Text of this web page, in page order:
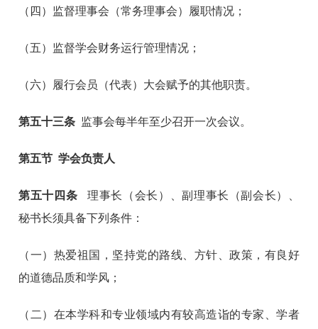
（四）监督理事会（常务理事会）履职情况；
（五）监督学会财务运行管理情况；
（六）履行会员（代表）大会赋予的其他职责。
第五十三条 监事会每半年至少召开一次会议。
第五节 学会负责人
第五十四条 理事长（会长）、副理事长（副会长）、
秘书长须具备下列条件：
（一）热爱祖国，坚持党的路线、方针、政策，有良好
的道德品质和学风；
（二）在本学科和专业领域内有较高造诣的专家、学者